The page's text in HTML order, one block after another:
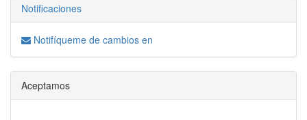
Notificaciones
Notifíqueme de cambios en
Aceptamos